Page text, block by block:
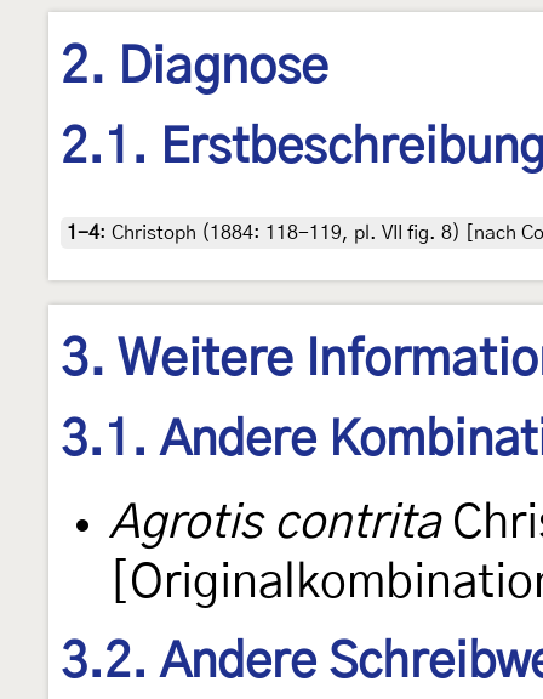
2. Diagnose
2.1.
1-4: Christoph (1884: 118-119, pl. VII fig. 8) [nach
3. Weitere
3.1. Andere
Agrotis contrita
3.2. Andere